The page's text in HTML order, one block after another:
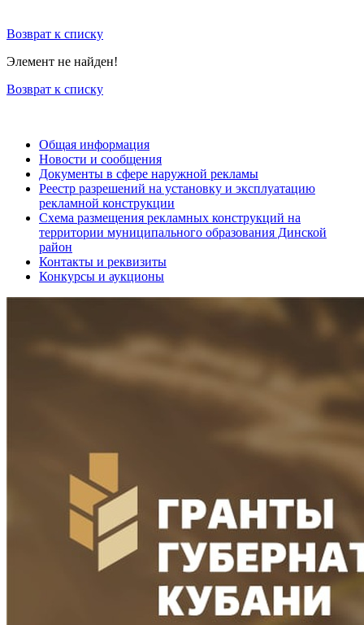
Возврат к списку
Элемент не найден!
Возврат к списку
Общая информация
Новости и сообщения
Документы в сфере наружной рекламы
Реестр разрешений на установку и эксплуатацию
рекламной конструкции
Схема размещения рекламных конструкций на
территории муниципального образования Динской
район
Контакты и реквизиты
Конкурсы и аукционы